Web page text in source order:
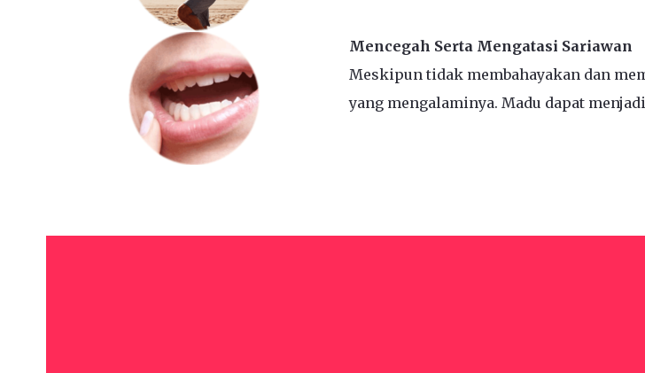
Mencegah Serta Mengatasi Sariawan
Meskipun tidak membahayakan dan
yang mengalaminya. Madu dapat